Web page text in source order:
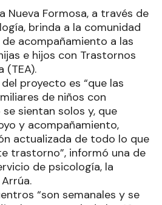
Nueva Formosa, a través de
brinda a la comunidad
acompañamiento a las
e hijos con Trastornos
(TEA).
proyecto es “que las
de niños con
sientan solos y, que
y acompañamiento,
actualizada de todo lo que
trastorno”, informó una de
de psicología, la
“son semanales y se